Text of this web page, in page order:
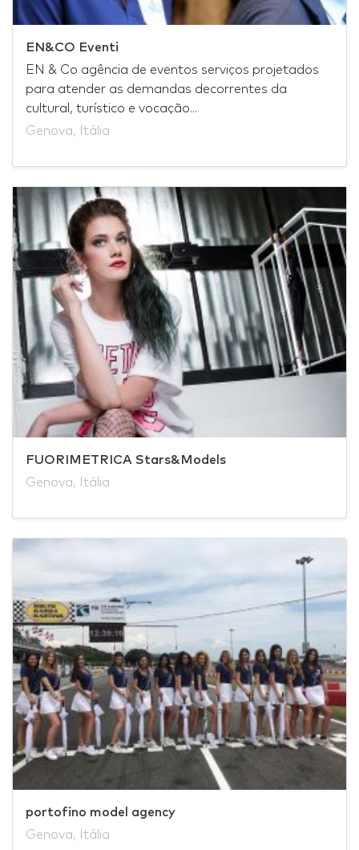
EN&CO Eventi
EN & Co agência de eventos serviços projetados
para atender as demandas decorrentes da
cultural, turístico e vocação...
Genova, Itália
FUORIMETRICA Stars&Models
Genova, Itália
portofino model agency
Genova, Itália